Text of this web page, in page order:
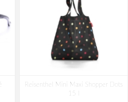
Reisenthel Mini Maxi Shopper Dots
15 l